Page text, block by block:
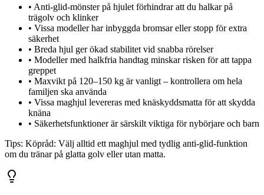
• Anti-glid-mönster på hjulet förhindrar att du halkar på
trägolv och klinker
• Vissa modeller har inbyggda bromsar eller stopp för extra
säkerhet
• Breda hjul ger ökad stabilitet vid snabba rörelser
• Modeller med halkfria handtag minskar risken för att tappa
greppet
• Maxvikt på 120–150 kg är vanligt – kontrollera om hela
familjen ska använda
• Vissa maghjul levereras med knäskyddsmatta för att skydda
knäna
• Säkerhetsfunktioner är särskilt viktiga för nybörjare och barn
Tips: Köpråd: Välj alltid ett maghjul med tydlig anti-glid-funktion
om du tränar på glatta golv eller utan matta.